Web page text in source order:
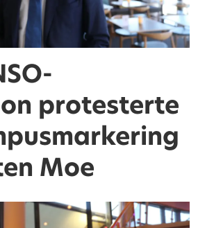
protesterte
Moe